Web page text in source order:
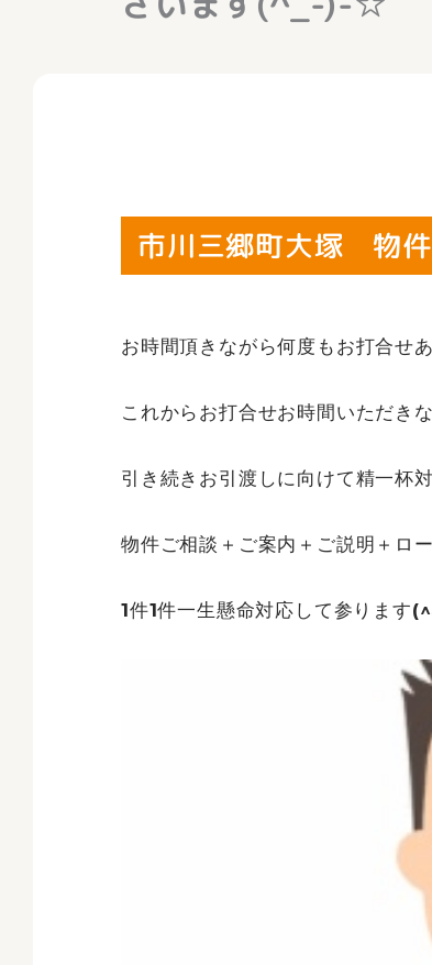
市川三郷町大塚 物
お時間頂きながら何度もお打合せ
これからお打合せお時間いただ
引き続きお引渡しに向けて精一杯
物件ご相談＋ご案内＋ご説明＋ロ
1件1件一生懸命対応して参ります